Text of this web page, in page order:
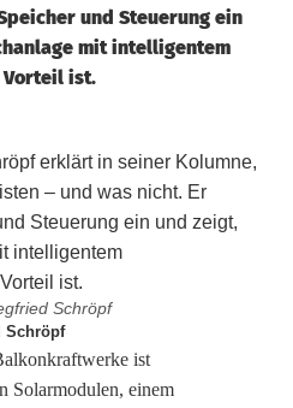
und Steuerung ein
mit intelligentem
Vorteil ist.
Schröpf
Schröpf
ist
Solarmodulen, einem